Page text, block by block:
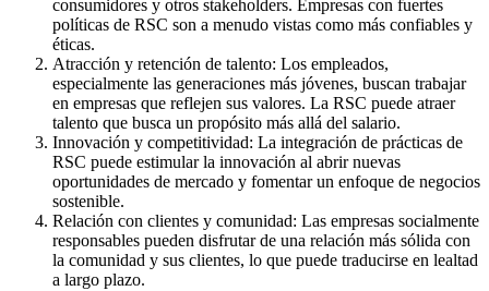
consumidores y otros stakeholders. Empresas con fuertes
políticas de RSC son a menudo vistas como más confiables y
éticas.
Atracción y retención de talento: Los empleados,
especialmente las generaciones más jóvenes, buscan trabajar
en empresas que reflejen sus valores. La RSC puede atraer
talento que busca un propósito más allá del salario.
Innovación y competitividad: La integración de prácticas de
RSC puede estimular la innovación al abrir nuevas
oportunidades de mercado y fomentar un enfoque de negocios
sostenible.
Relación con clientes y comunidad: Las empresas socialmente
responsables pueden disfrutar de una relación más sólida con
la comunidad y sus clientes, lo que puede traducirse en lealtad
a largo plazo.